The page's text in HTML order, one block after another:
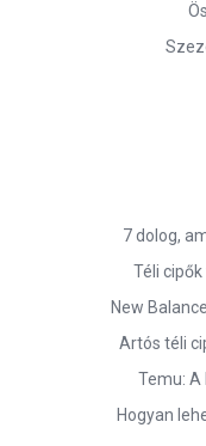
7 dolog,
Téli cipők
New
Artós téli
Temu: A
Hogyan